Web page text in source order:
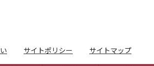
サイトポリシー サイトマップ